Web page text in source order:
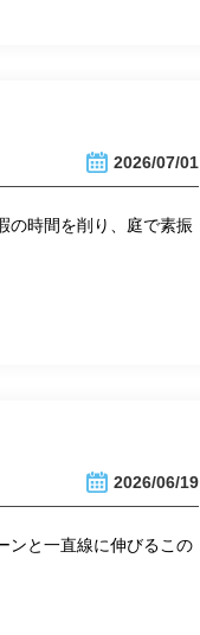
2026/07/01
の時間を削り、庭で素振
2026/06/19
ンと一直線に伸びるこの